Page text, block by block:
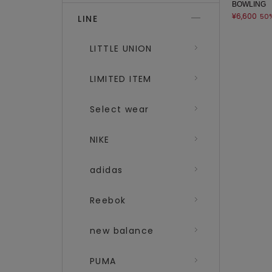
LINE
LITTLE UNION
LIMITED ITEM
Select wear
NIKE
adidas
Reebok
new balance
PUMA
BOWLING
¥6,600